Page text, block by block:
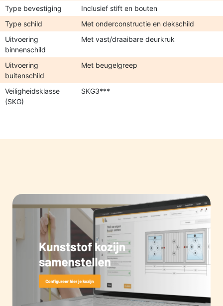
Type bevestiging
Inclusief stift en bouten
Type schild
Met onderconstructie en dekschild
Uitvoering
binnenschild
Met vast/draaibare deurkruk
Uitvoering
buitenschild
Met beugelgreep
Veiligheidsklasse
(SKG)
SKG3***